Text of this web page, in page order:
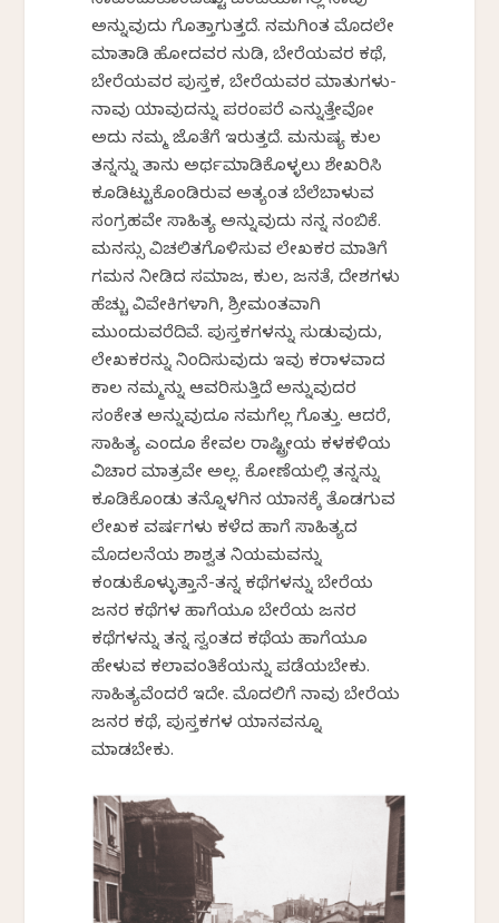
ಅನ್ನುವುದು ಗೊತ್ತಾಗುತ್ತದೆ. ನಮಗಿಂತ ಮೊದಲೇ
ಮಾತಾಡಿ ಹೋದವರ ನುಡಿ, ಬೇರೆಯವರ ಕಥೆ,
ಬೇರೆಯವರ ಪುಸ್ತಕ, ಬೇರೆಯವರ ಮಾತುಗಳು-
ನಾವು ಯಾವುದನ್ನು ಪರಂಪರೆ ಎನ್ನುತ್ತೇವೋ
ಅದು ನಮ್ಮ ಜೊತೆಗೆ ಇರುತ್ತದೆ. ಮನುಷ್ಯ ಕುಲ
ತನ್ನನ್ನು ತಾನು ಅರ್ಥಮಾಡಿಕೊಳ್ಳಲು ಶೇಖರಿಸಿ
ಕೂಡಿಟ್ಟುಕೊಂಡಿರುವ ಅತ್ಯಂತ ಬೆಲೆಬಾಳುವ
ಸಂಗ್ರಹವೇ ಸಾಹಿತ್ಯ ಅನ್ನುವುದು ನನ್ನ ನಂಬಿಕೆ.
ಮನಸ್ಸು ವಿಚಲಿತಗೊಳಿಸುವ ಲೇಖಕರ ಮಾತಿಗೆ
ಗಮನ ನೀಡಿದ ಸಮಾಜ, ಕುಲ, ಜನತೆ, ದೇಶಗಳು
ಹೆಚ್ಚು ವಿವೇಕಿಗಳಾಗಿ, ಶ್ರೀಮಂತವಾಗಿ
ಮುಂದುವರೆದಿವೆ. ಪುಸ್ತಕಗಳನ್ನು ಸುಡುವುದು,
ಲೇಖಕರನ್ನು ನಿಂದಿಸುವುದು ಇವು ಕರಾಳವಾದ
ಕಾಲ ನಮ್ಮನ್ನು ಆವರಿಸುತ್ತಿದೆ ಅನ್ನುವುದರ
ಸಂಕೇತ ಅನ್ನುವುದೂ ನಮಗೆಲ್ಲ ಗೊತ್ತು. ಆದರೆ,
ಸಾಹಿತ್ಯ ಎಂದೂ ಕೇವಲ ರಾಷ್ಟ್ರೀಯ ಕಳಕಳಿಯ
ವಿಚಾರ ಮಾತ್ರವೇ ಅಲ್ಲ. ಕೋಣೆಯಲ್ಲಿ ತನ್ನನ್ನು
ಕೂಡಿಕೊಂಡು ತನ್ನೊಳಗಿನ ಯಾನಕ್ಕೆ ತೊಡಗುವ
ಲೇಖಕ ವರ್ಷಗಳು ಕಳೆದ ಹಾಗೆ ಸಾಹಿತ್ಯದ
ಮೊದಲನೆಯ ಶಾಶ್ವತ ನಿಯಮವನ್ನು
ಕಂಡುಕೊಳ್ಳುತ್ತಾನೆ-ತನ್ನ ಕಥೆಗಳನ್ನು ಬೇರೆಯ
ಜನರ ಕಥೆಗಳ ಹಾಗೆಯೂ ಬೇರೆಯ ಜನರ
ಕಥೆಗಳನ್ನು ತನ್ನ ಸ್ವಂತದ ಕಥೆಯ ಹಾಗೆಯೂ
ಹೇಳುವ ಕಲಾವಂತಿಕೆಯನ್ನು ಪಡೆಯಬೇಕು.
ಸಾಹಿತ್ಯವೆಂದರೆ ಇದೇ. ಮೊದಲಿಗೆ ನಾವು ಬೇರೆಯ
ಜನರ ಕಥೆ, ಪುಸ್ತಕಗಳ ಯಾನವನ್ನೂ
ಮಾಡಬೇಕು.